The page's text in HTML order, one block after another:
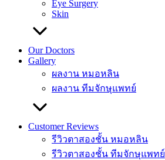
Eye Surgery
Skin
Our Doctors
Gallery
ผลงาน หมอหลิน
ผลงาน ทีมจักษุแพทย์
Customer Reviews
รีวิวตาสองชั้น หมอหลิน
รีวิวตาสองชั้น ทีมจักษุแพทย์